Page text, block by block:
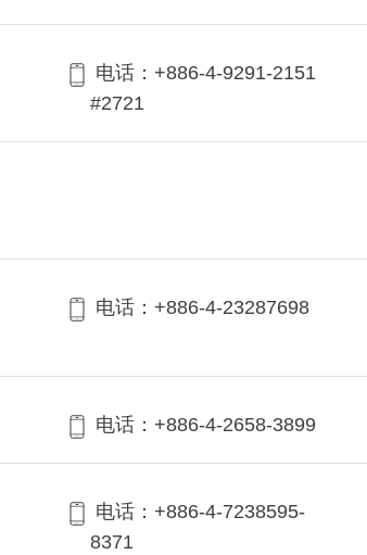
电话：+886-4-9291-2151
#2721
电话：+886-4-23287698
电话：+886-4-2658-3899
电话：+886-4-7238595-
8371